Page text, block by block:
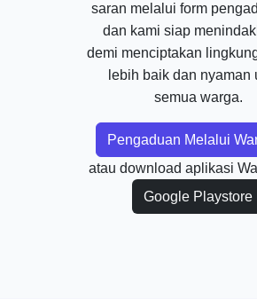
saran melalui form
dan kami siap
demi menciptakan
lebih baik dan nyaman
semua warga.
Pengaduan Melalui
atau download aplikasi
Google Playstore